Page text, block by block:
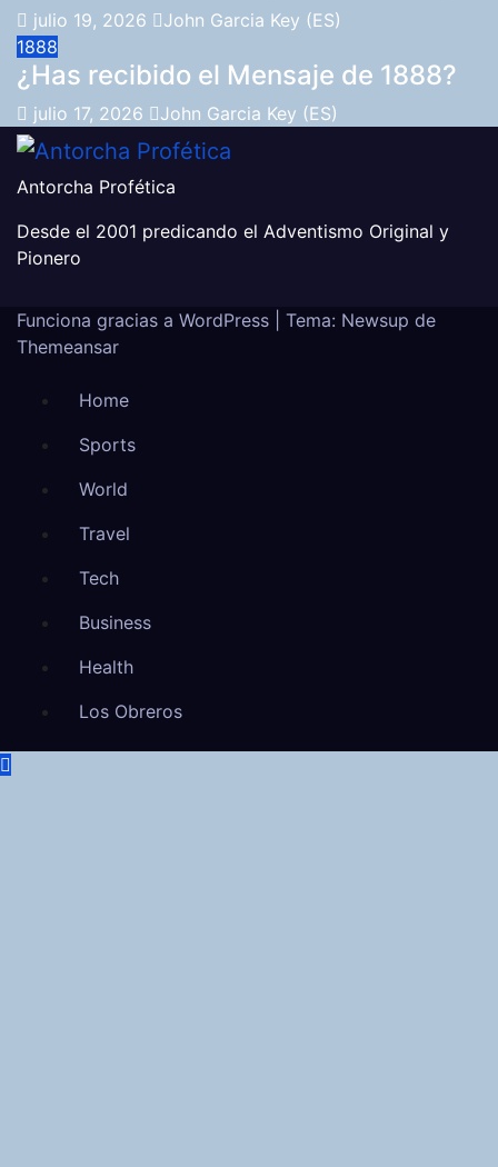
julio 19, 2026
John Garcia Key (ES)
1888
¿Has recibido el Mensaje de 1888?
julio 17, 2026 John Garcia Key (ES)
Antorcha Profética
Desde el 2001 predicando el Adventismo Original y
Pionero
Funciona gracias a WordPress
Tema: Newsup de
Themeansar
Home
Sports
World
Travel
Tech
Business
Health
Los Obreros